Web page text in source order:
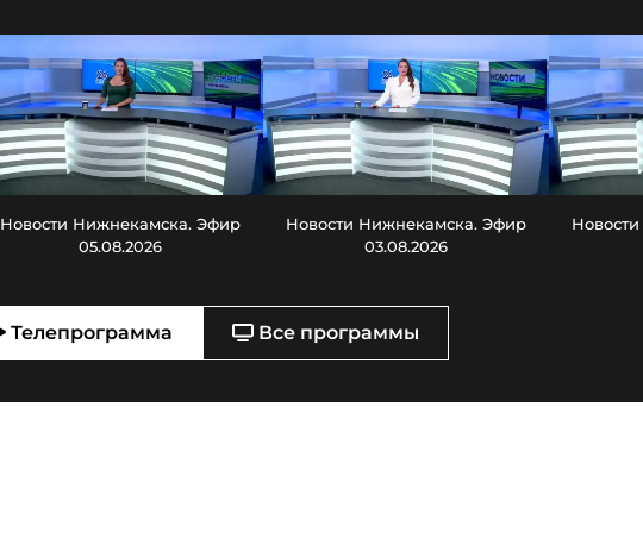
Новости Нижнекамска. Эфир
05.08.2026
Новости Нижнекамска. Эфир
03.08.2026
Телепрограмма Все программы